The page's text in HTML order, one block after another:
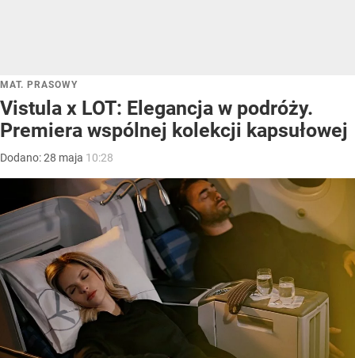
MAT. PRASOWY
Vistula x LOT: Elegancja w podróży.
Premiera wspólnej kolekcji kapsułowej
Dodano:28 maja 10:28